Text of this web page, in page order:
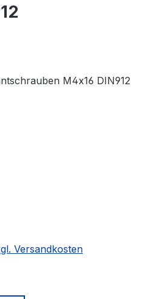
Versandkosten